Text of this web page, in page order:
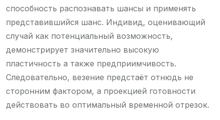
способность распознавать шансы и применять
представившийся шанс. Индивид, оценивающий
случай как потенциальный возможность,
демонстрирует значительно высокую
пластичность а также предприимчивость.
Следовательно, везение предстаёт отнюдь не
сторонним фактором, а проекцией готовности
действовать во оптимальный временной отрезок.